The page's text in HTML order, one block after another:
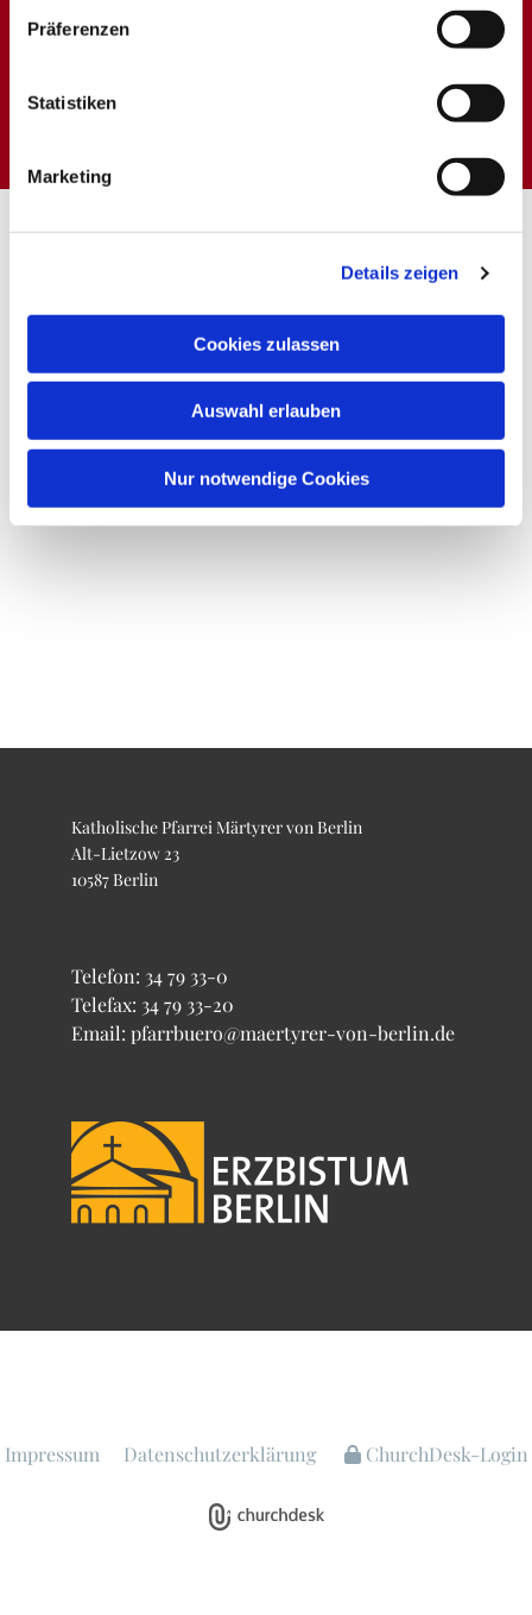
Präferenzen
Statistiken
Marketing
Details zeigen
Cookies zulassen
Auswahl erlauben
Nur notwendige Cookies
Katholische Pfarrei Märtyrer von Berlin
Alt-Lietzow 23
10587 Berlin
Telefon: 34 79 33-0
Telefax: 34 79 33-20
Email: pfarrbuero@maertyrer-von-berlin.de
Impressum Datenschutzerklärung ChurchDesk-Login